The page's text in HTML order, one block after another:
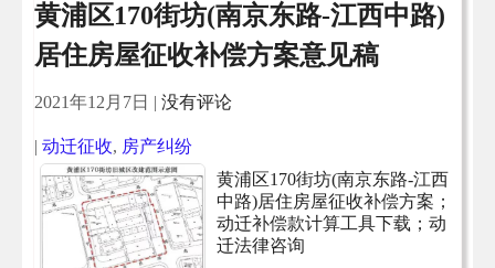
黄浦区170街坊(南京东路-江西中路)
居住房屋征收补偿方案意见稿
2021年12月7日 | 没有评论
| 动迁征收, 房产纠纷
黄浦区170街坊(南京东路-江西
中路)居住房屋征收补偿方案；
动迁补偿款计算工具下载；动
迁法律咨询